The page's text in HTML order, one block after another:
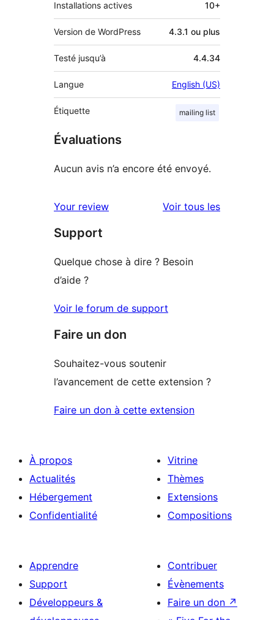
Installations actives 10+
Version de WordPress 4.3.1 ou plus
Testé jusqu’à 4.4.34
Langue English (US)
Étiquette mailing list
Évaluations
Aucun avis n’a encore été envoyé.
Your review Voir tous lesavis
Support
Quelque chose à dire ? Besoin
d’aide ?
Voir le forum de support
Faire un don
Souhaitez-vous soutenir
l’avancement de cette extension ?
Faire un don à cette extension
À propos
Actualités
Hébergement
Confidentialité
Vitrine
Thèmes
Extensions
Compositions
Apprendre
Support
Développeurs &
Contribuer
Évènements
Faire un don ↗